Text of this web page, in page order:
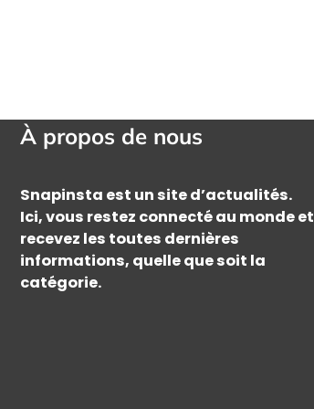
À propos de nous
Snapinsta est un site d’actualités.
Ici, vous restez connecté au monde et
recevez les toutes dernières
informations, quelle que soit la
catégorie.